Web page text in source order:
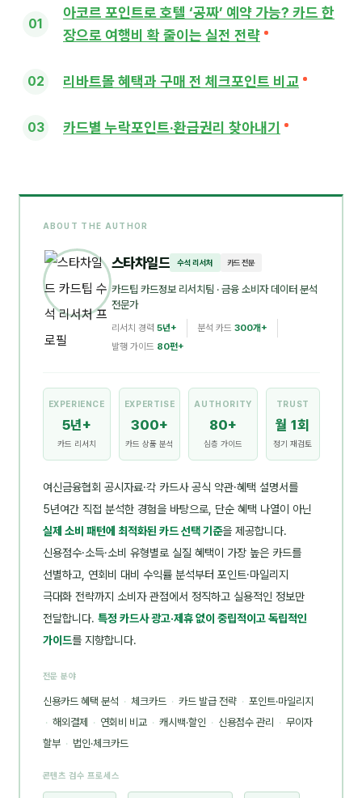
아코르 포인트로 호텔 ‘공짜’ 예약 가능? 카드 한
장으로 여행비 확 줄이는 실전 전략
리바트몰 혜택과 구매 전 체크포인트 비교
카드별 누락포인트·환급권리 찾아내기
ABOUT THE AUTHOR
스타차일드 수석 리서처 카드 전문
카드팁 카드정보 리서치팀 · 금융 소비자 데이터 분석
전문가
리서치 경력 5년+ 분석 카드 300개+
발행 가이드 80편+
EXPERIENCE
5년+
카드 리서치
EXPERTISE
300+
카드 상품 분석
AUTHORITY
80+
심층 가이드
TRUST
월 1회
정기 재검토
여신금융협회 공시자료·각 카드사 공식 약관·혜택 설명서를
5년여간 직접 분석한 경험을 바탕으로, 단순 혜택 나열이 아닌
실제 소비 패턴에 최적화된 카드 선택 기준을 제공합니다.
신용점수·소득·소비 유형별로 실질 혜택이 가장 높은 카드를
선별하고, 연회비 대비 수익률 분석부터 포인트·마일리지
극대화 전략까지 소비자 관점에서 정직하고 실용적인 정보만
전달합니다. 특정 카드사 광고·제휴 없이 중립적이고 독립적인
가이드를 지향합니다.
전문 분야
신용카드 혜택 분석 · 체크카드 · 카드 발급 전략 · 포인트·마일리지
· 해외결제 · 연회비 비교 · 캐시백·할인 · 신용점수 관리 · 무이자
할부 · 법인·체크카드
콘텐츠 검수 프로세스